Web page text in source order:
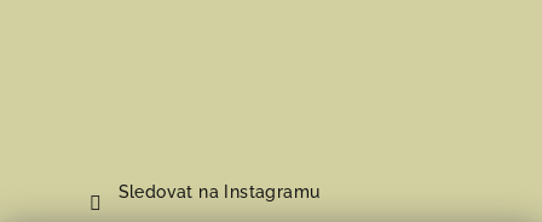
Sledovat na Instagramu